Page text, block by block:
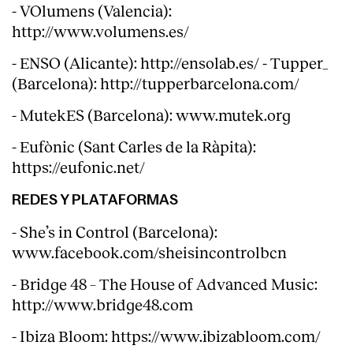
Index
- VOlumens (Valencia):
http://www.volumens.es/
- ENSO (Alicante): http://ensolab.es/ - Tupper_
(Barcelona): http://tupperbarcelona.com/
- MutekES (Barcelona): www.mutek.org
- Eufònic (Sant Carles de la Ràpita):
https://eufonic.net/
REDES Y PLATAFORMAS
- She’s in Control (Barcelona):
www.facebook.com/sheisincontrolbcn
- Bridge 48 – The House of Advanced Music:
http://www.bridge48.com
- Ibiza Bloom: https://www.ibizabloom.com/